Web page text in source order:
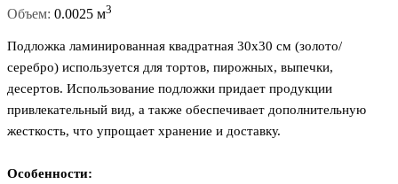
Объем: 0.0025 м3
Подложка ламинированная квадратная 30x30 см (золото/
серебро) используется для тортов, пирожных, выпечки,
десертов. Использование подложки придает продукции
привлекательный вид, а также обеспечивает дополнительную
жесткость, что упрощает хранение и доставку.
Особенности: